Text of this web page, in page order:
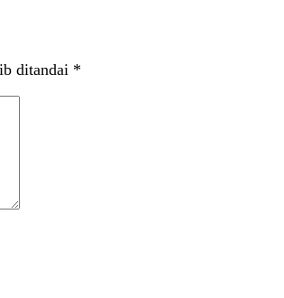
ditandai *